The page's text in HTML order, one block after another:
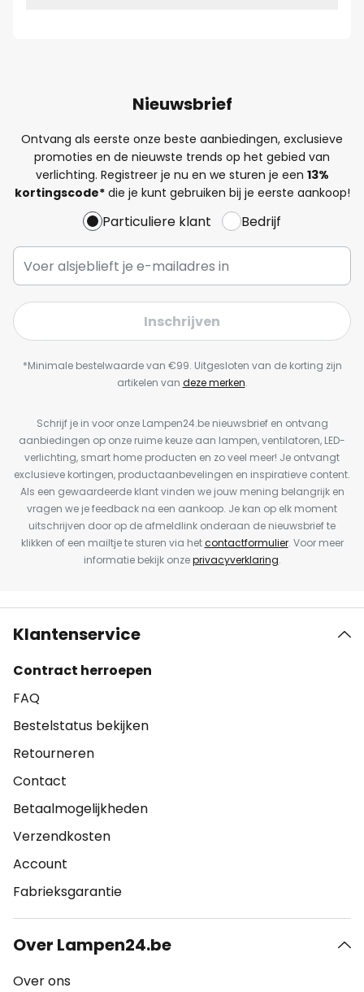
Nieuwsbrief
Ontvang als eerste onze beste aanbiedingen, exclusieve
promoties en de nieuwste trends op het gebied van
verlichting. Registreer je nu en we sturen je een 13%
kortingscode*die je kunt gebruiken bij je eerste aankoop!
Particuliere klant Bedrijf
Inschrijven
*Minimale bestelwaarde van €99. Uitgesloten van de korting zijn
artikelen van deze merken.
Schrijf je in voor onze Lampen24.be nieuwsbrief en ontvang
aanbiedingen op onze ruime keuze aan lampen, ventilatoren, LED-
verlichting, smart home producten en zo veel meer! Je ontvangt
exclusieve kortingen, productaanbevelingen en inspiratieve content.
Als een gewaardeerde klant vinden we jouw mening belangrijk en
vragen we je feedback na een aankoop. Je kan op elk moment
uitschrijven door op de afmeldlink onderaan de nieuwsbrief te
klikken of een mailtje te sturen via hetcontactformulier. Voor meer
informatie bekijk onzeprivacyverklaring.
Klantenservice
Contract herroepen
FAQ
Bestelstatus bekijken
Retourneren
Contact
Betaalmogelijkheden
Verzendkosten
Account
Fabrieksgarantie
Over Lampen24.be
Over ons